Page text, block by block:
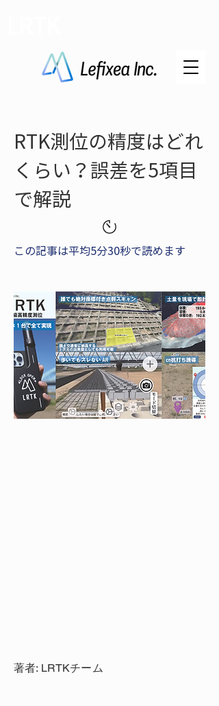
RTK測位の精度はどれ
くらい？誤差を5項目
で解説
この記事は平均5分30秒で読めます
著者: LRTKチーム